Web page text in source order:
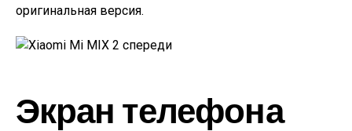
оригинальная версия.
Экран телефона